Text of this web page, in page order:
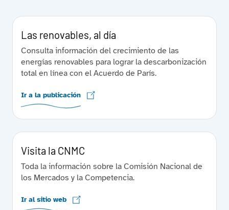
Las renovables, al día
Consulta información del crecimiento de las
energías renovables para lograr la descarbonización
total en línea con el Acuerdo de París.
Ir a la publicación
Visita la CNMC
Toda la información sobre la Comisión Nacional de
los Mercados y la Competencia.
Ir al sitio web